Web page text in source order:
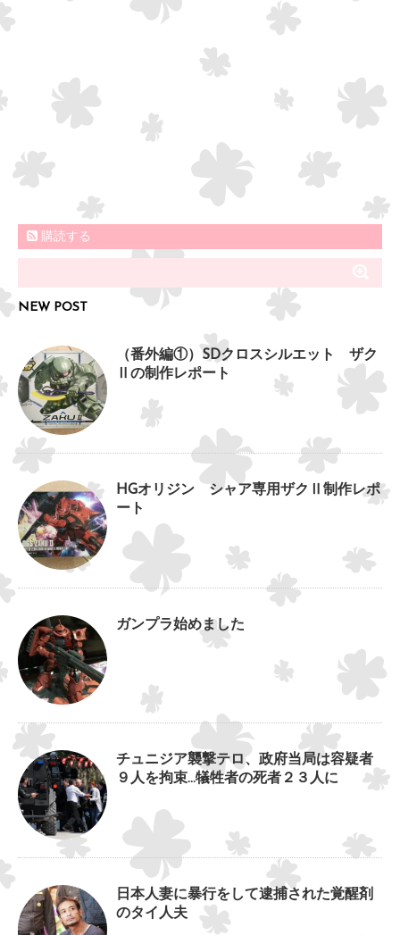
購読する
NEW POST
（番外編①）SDクロスシルエット ザク
Ⅱの制作レポート
HGオリジン シャア専用ザクⅡ制作レポ
ート
ガンプラ始めました
チュニジア襲撃テロ、政府当局は容疑者
９人を拘束…犠牲者の死者２３人に
日本人妻に暴行をして逮捕された覚醒剤
のタイ人夫